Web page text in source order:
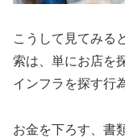
こうして見てみる
索は、単にお店を
インフラを探す行
お金を下ろす、書